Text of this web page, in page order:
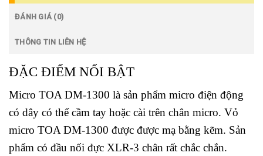
ĐÁNH GIÁ (0)
THÔNG TIN LIÊN HỆ
ĐẶC ĐIỂM NỔI BẬT
Micro TOA DM-1300 là sản phẩm micro điện động
có dây có thể cầm tay hoặc cài trên chân micro. Vỏ
micro TOA DM-1300 được được mạ bằng kẽm. Sản
phẩm có đầu nối đực XLR-3 chân rất chắc chắn.